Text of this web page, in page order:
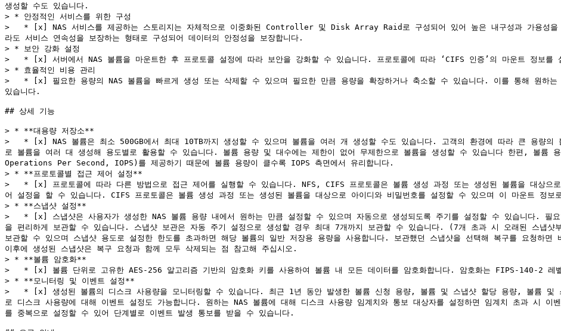
생성할 수도 있습니다.
> * 안정적인 서비스를 위한 구성
>   * [x] NAS 서비스를 제공하는 스토리지는 자체적으로 이중화된 Controller 및 Disk Array Raid로 구성되어 있어 높은 내구성과 가용성을
라도 서비스 연속성을 보장하는 형태로 구성되어 데이터의 안정성을 보장합니다.
> * 보안 강화 설정
>   * [x] 서버에서 NAS 볼륨을 마운트한 후 프로토콜 설정에 따라 보안을 강화할 수 있습니다. 프로토콜에 따라 ‘CIFS 인증’의 마운트 정보를
> * 효율적인 비용 관리
>   * [x] 필요한 용량의 NAS 볼륨을 빠르게 생성 또는 삭제할 수 있으며 필요한 만큼 용량을 확장하거나 축소할 수 있습니다. 이를 통해 원하는
있습니다.
## 상세 기능
> * **대용량 저장소**
>   * [x] NAS 볼륨은 최소 500GB에서 최대 10TB까지 생성할 수 있으며 볼륨을 여러 개 생성할 수도 있습니다. 고객의 환경에 따라 큰 용량의
로 볼륨을 여러 대 생성해 용도별로 활용할 수 있습니다. 볼륨 용량 및 대수에는 제한이 없어 무제한으로 볼륨을 생성할 수 있습니다 한편, 볼
Operations Per Second, IOPS)를 제공하기 때문에 볼륨 용량이 클수록 IOPS 측면에서 유리합니다.
> * **프로토콜별 접근 제어 설정**
>   * [x] 프로토콜에 따라 다른 방법으로 접근 제어를 실행할 수 있습니다. NFS, CIFS 프로토콜은 볼륨 생성 과정 또는 생성된 볼륨을 대상으
어 설정을 할 수 있습니다. CIFS 프로토콜은 볼륨 생성 과정 또는 생성된 볼륨을 대상으로 아이디와 비밀번호를 설정할 수 있으며 이 마운트 정보
> * **스냅샷 설정**
>   * [x] 스냅샷은 사용자가 생성한 NAS 볼륨 용량 내에서 원하는 만큼 설정할 수 있으며 자동으로 생성되도록 주기를 설정할 수 있습니다. 필
을 편리하게 보관할 수 있습니다. 스냅샷 보관은 자동 주기 설정으로 생성할 경우 최대 7개까지 보관할 수 있습니다. (7개 초과 시 오래된 스냅샷
보관할 수 있으며 스냅샷 용도로 설정한 한도를 초과하면 해당 볼륨의 일반 저장용 용량을 사용합니다. 보관했던 스냅샷을 선택해 복구를 요청하
이후에 생성된 스냅샷은 복구 요청과 함께 모두 삭제되는 점 참고해 주십시오.
> * **볼륨 암호화**
>   * [x] 볼륨 단위로 고유한 AES-256 알고리즘 기반의 암호화 키를 사용하여 볼륨 내 모든 데이터를 암호화합니다. 암호화는 FIPS-140-2 레
> * **모니터링 및 이벤트 설정**
>   * [x] 생성된 볼륨의 디스크 사용량을 모니터링할 수 있습니다. 최근 1년 동안 발생한 볼륨 신청 용량, 볼륨 및 스냅샷 할당 용량, 볼륨 및
로 디스크 사용량에 대해 이벤트 설정도 가능합니다. 원하는 NAS 볼륨에 대해 디스크 사용량 임계치와 통보 대상자를 설정하면 임계치 초과 시 이
를 중복으로 설정할 수 있어 단계별로 이벤트 발생 통보를 받을 수 있습니다.